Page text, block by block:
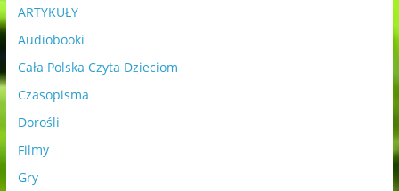
ARTYKUŁY
Audiobooki
Cała Polska Czyta Dzieciom
Czasopisma
Dorośli
Filmy
Gry